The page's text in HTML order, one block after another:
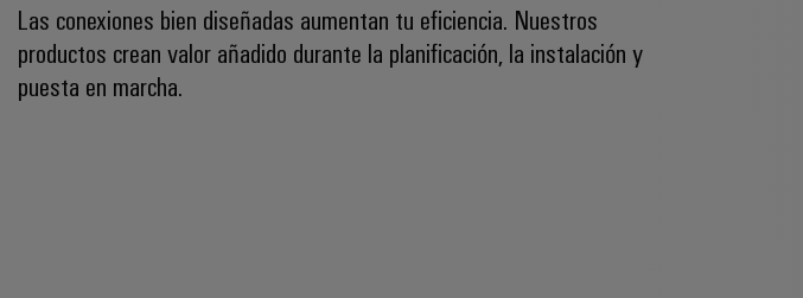
Las conexiones bien diseñadas aumentan tu eficiencia. Nuestros
productos crean valor añadido durante la planificación, la instalación y
puesta en marcha.